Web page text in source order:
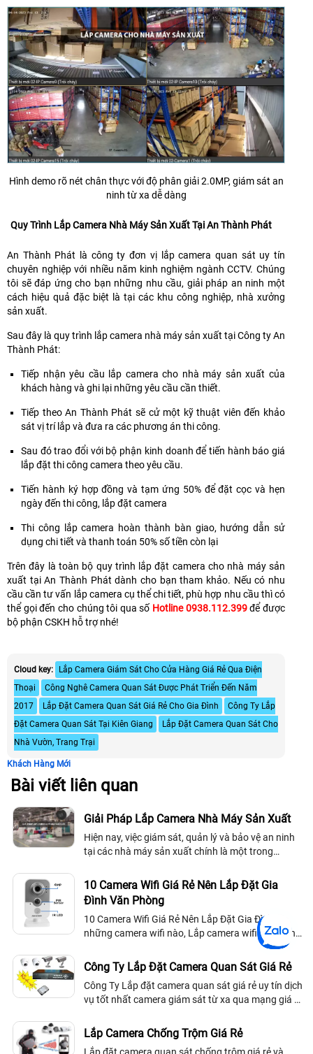
Hình demo rõ nét chân thực với độ phân giải 2.0MP, giám sát an
ninh từ xa dễ dàng
Quy Trình Lắp Camera Nhà Máy Sản Xuất Tại An Thành Phát
An Thành Phát là công ty đơn vị lắp camera quan sát uy tín
chuyên nghiệp với nhiều năm kinh nghiệm ngành CCTV. Chúng
tôi sẽ đáp ứng cho bạn những nhu cầu, giải pháp an ninh một
cách hiệu quả đặc biệt là tại các khu công nghiệp, nhà xưởng
sản xuất.
Sau đây là quy trình lắp camera nhà máy sản xuất tại Công ty An
Thành Phát:
Tiếp nhận yêu cầu lắp camera cho nhà máy sản xuất của
khách hàng và ghi lại những yêu cầu cần thiết.
Tiếp theo An Thành Phát sẽ cử một kỹ thuật viên đến khảo
sát vị trí lắp và đưa ra các phương án thi công.
Sau đó trao đổi với bộ phận kinh doanh để tiến hành báo giá
lắp đặt thi công camera theo yêu cầu.
Tiến hành ký hợp đồng và tạm ứng 50% để đặt cọc và hẹn
ngày đến thi công, lắp đặt camera
Thi công lắp camera hoàn thành bàn giao, hướng dẫn sử
dụng chi tiết và thanh toán 50% số tiền còn lại
Trên đây là toàn bộ quy trình lắp đặt camera cho nhà máy sản
xuất tại An Thành Phát dành cho bạn tham khảo. Nếu có nhu
cầu cần tư vấn lắp camera cụ thể chi tiết, phù hợp nhu cầu thì có
thể gọi đến cho chúng tôi qua số Hotline 0938.112.399để được
bộ phận CSKH hỗ trợ nhé!
Cloud key:
Lắp Camera Giám Sát Cho Cửa Hàng Giá Rẻ Qua Điện
Thoại
Công Nghê Camera Quan Sát Được Phát Triển Đến Năm
2017
Lắp Đặt Camera Quan Sát Giá Rẻ Cho Gia Đình
Công Ty Lắp
Đặt Camera Quan Sát Tại Kiên Giang
Lắp Đặt Camera Quan Sát Cho
Nhà Vườn, Trang Trại
Khách Hàng Mới
Bài viết liên quan
Giải Pháp Lắp Camera Nhà Máy Sản Xuất
Hiện nay, việc giám sát, quản lý và bảo vệ an ninh
tại các nhà máy sản xuất chính là một trong
tâm hàng đầu. Và hôm nay An Thành...
10 Camera Wifi Giá Rẻ Nên Lắp Đặt Gia
Đình Văn Phòng
10 Camera Wifi Giá Rẻ Nên Lắp Đặt Gia Đình là
những camera wifi nào, Lắp camera wifi giá rẻ chú
kiệm xem qua điện thoại Wifi 3g nên chọn loại nào
trong 10 thiết bị camera wifi sau đây
Công Ty Lắp Đặt Camera Quan Sát Giá Rẻ
Công Ty Lắp đặt camera quan sát giá rẻ uy tín dịch
vụ tốt nhất camera giám sát từ xa qua mạng giá rẻ
camera quan sát giá rẻ phù hợp với mỗi công trình
Lắp Camera Chống Trộm Giá Rẻ
Lắp đặt camera quan sát chống trôm giá rẻ và